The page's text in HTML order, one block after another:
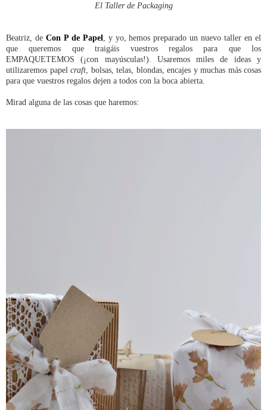
El Taller de Packaging
Beatriz, de Con P de Papel , y yo, hemos preparado un nuevo taller en el
que queremos que traigáis vuestros regalos para que los
EMPAQUETEMOS (¡con mayúsculas!). Usaremos miles de ideas y
utilizaremos papel craft , bolsas, telas, blondas, encajes y muchas más cosas
para que vuestros regalos dejen a todos con la boca abierta.
Mirad alguna de las cosas que haremos: